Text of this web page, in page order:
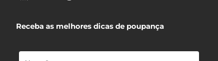
Receba as melhores dicas de poupança